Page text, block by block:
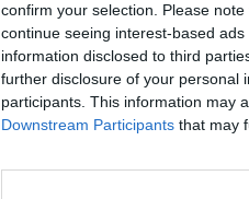
confirm your selection. Please
continue seeing interest-based
information disclosed to third
further disclosure of your personal
participants. This information may
Downstream Participants that may
Elfelejtette a